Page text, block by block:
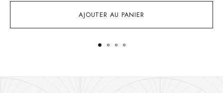
AJOUTER AU PANIER